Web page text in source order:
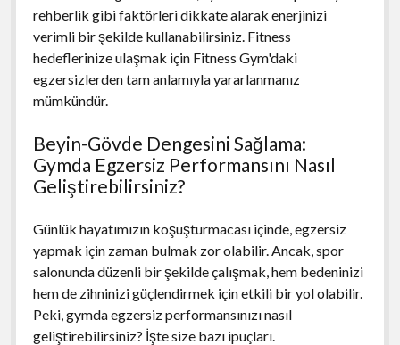
rehberlik gibi faktörleri dikkate alarak enerjinizi
verimli bir şekilde kullanabilirsiniz. Fitness
hedeflerinize ulaşmak için Fitness Gym'daki
egzersizlerden tam anlamıyla yararlanmanız
mümkündür.
Beyin-Gövde Dengesini Sağlama:
Gymda Egzersiz Performansını Nasıl
Geliştirebilirsiniz?
Günlük hayatımızın koşuşturmacası içinde, egzersiz
yapmak için zaman bulmak zor olabilir. Ancak, spor
salonunda düzenli bir şekilde çalışmak, hem bedeninizi
hem de zihninizi güçlendirmek için etkili bir yol olabilir.
Peki, gymda egzersiz performansınızı nasıl
geliştirebilirsiniz? İşte size bazı ipuçları.